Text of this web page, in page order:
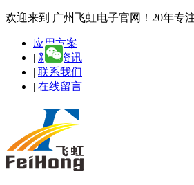
欢迎来到 广州飞虹电子官网！20年专
应用方案
| 新闻资讯
| 联系我们
| 在线留言